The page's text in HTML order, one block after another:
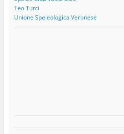
Teo Turci
Unione Speleologica Veronese